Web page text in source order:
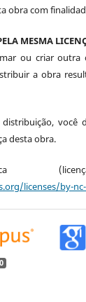
obra com
MESMA
ou criar outra
a obra
você
desta obra.
licenses/by-
0